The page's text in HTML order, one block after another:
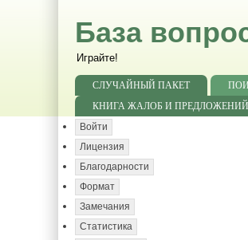
База
Играйте!
СЛУЧАЙНЫЙ ПАКЕТ
КНИГА ЖАЛОБ И ПРЕДЛОЖЕНИЙ
Войти
Лицензия
Благодарности
Формат
Замечания
Статистика